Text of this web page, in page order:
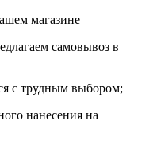
магазине
самовывоз в
с трудным выбором;
нанесения на